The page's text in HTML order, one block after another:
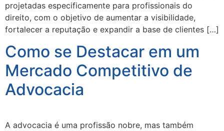
projetadas especificamente para profissionais do
direito, com o objetivo de aumentar a visibilidade,
fortalecer a reputação e expandir a base de clientes […]
Como se Destacar em um
Mercado Competitivo de
Advocacia
A advocacia é uma profissão nobre, mas também